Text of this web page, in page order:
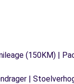
(150KM) |
|